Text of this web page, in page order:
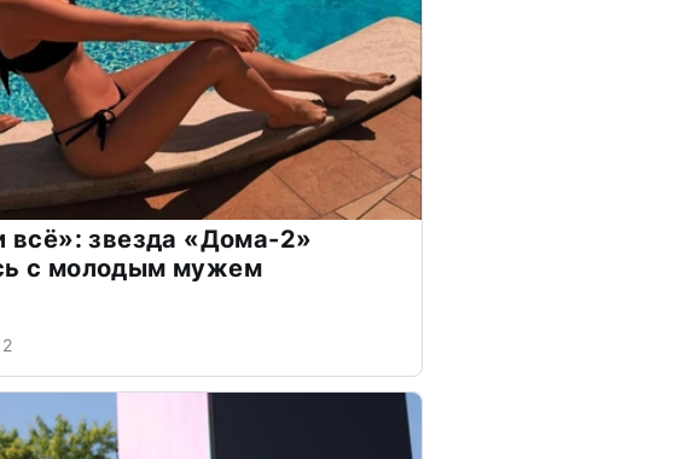
всё»: звезда «Дома-2»
с молодым мужем